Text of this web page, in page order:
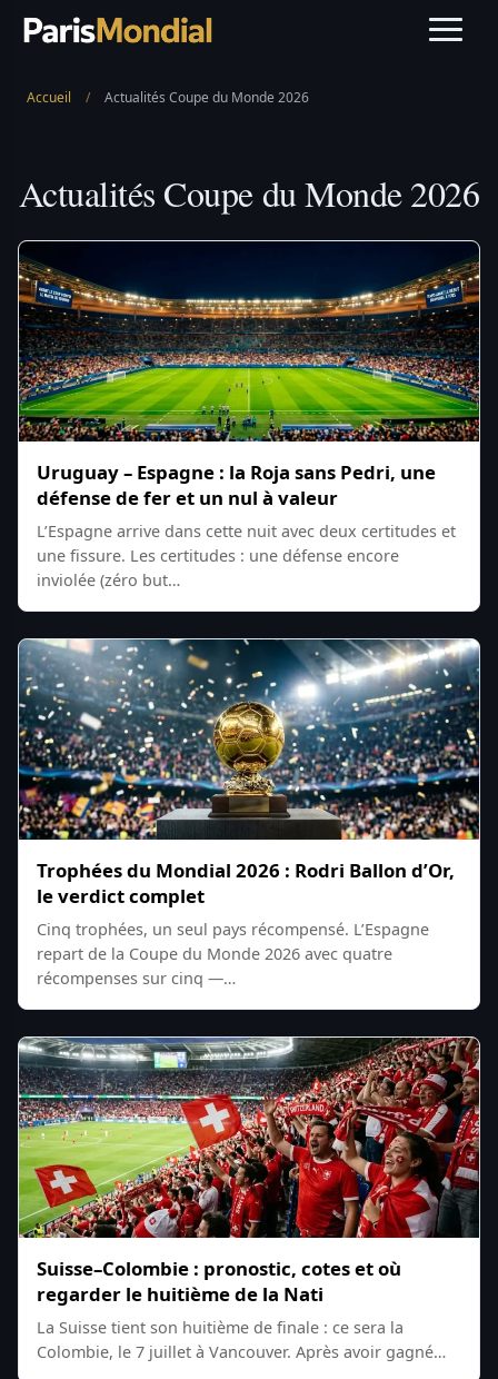
Accueil / Actualités Coupe du Monde 2026
Actualités Coupe du Monde 2026
Uruguay – Espagne : la Roja sans Pedri, une
défense de fer et un nul à valeur
L’Espagne arrive dans cette nuit avec deux certitudes et
une fissure. Les certitudes : une défense encore
inviolée (zéro but…
Trophées du Mondial 2026 : Rodri Ballon d’Or,
le verdict complet
Cinq trophées, un seul pays récompensé. L’Espagne
repart de la Coupe du Monde 2026 avec quatre
récompenses sur cinq —…
Suisse–Colombie : pronostic, cotes et où
regarder le huitième de la Nati
La Suisse tient son huitième de finale : ce sera la
Colombie, le 7 juillet à Vancouver. Après avoir gagné…